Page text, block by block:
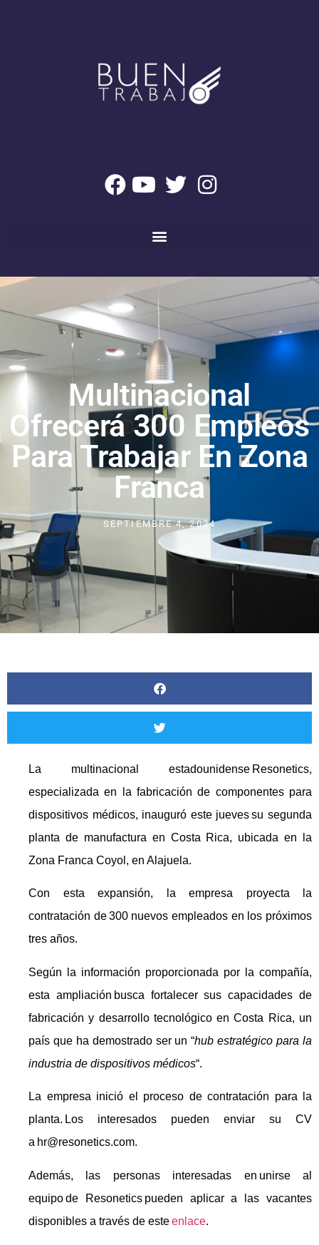
Multinacional
Ofrecerá 300 Empleos
Para Trabajar En Zona
Franca
SEPTIEMBRE 4, 2024
La multinacional estadounidense Resonetics,
especializada en la fabricación de componentes para
dispositivos médicos, inauguró este jueves su segunda
planta de manufactura en Costa Rica, ubicada en la
Zona Franca Coyol, en Alajuela.
Con esta expansión, la empresa proyecta la
contratación de 300 nuevos empleados en los próximos
tres años.
Según la información proporcionada por la compañía,
esta ampliación busca fortalecer sus capacidades de
fabricación y desarrollo tecnológico en Costa Rica, un
país que ha demostrado ser un “hub estratégico para la
industria de dispositivos médicos“.
La empresa inició el proceso de contratación para la
planta. Los interesados pueden enviar su CV
a hr@resonetics.com.
Además, las personas interesadas en unirse al
equipo de Resonetics pueden aplicar a las vacantes
disponibles a través de esteenlace.